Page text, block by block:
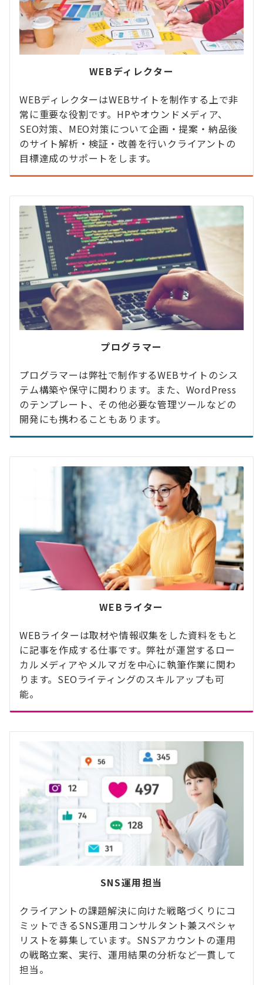
WEBディレクター
WEBディレクターはWEBサイトを制作する上で非
常に重要な役割です。HPやオウンドメディア、
SEO対策、MEO対策について企画・提案・納品後
のサイト解析・検証・改善を行いクライアントの
目標達成のサポートをします。
プログラマー
プログラマーは弊社で制作するWEBサイトのシス
テム構築や保守に関わります。また、WordPress
のテンプレート、その他必要な管理ツールなどの
開発にも携わることもあります。
WEBライター
WEBライターは取材や情報収集をした資料をもと
に記事を作成する仕事です。弊社が運営するロー
カルメディアやメルマガを中心に執筆作業に関わ
ります。SEOライティングのスキルアップも可
能。
SNS運用担当
クライアントの課題解決に向けた戦略づくりにコ
ミットできるSNS運用コンサルタント兼スペシャ
リストを募集しています。SNSアカウントの運用
の戦略立案、実行、運用結果の分析など一貫して
担当。